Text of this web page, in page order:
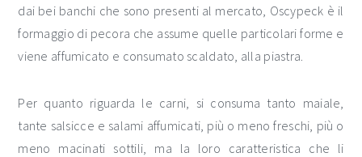
dai bei banchi che sono presenti al mercato, Oscypeck è il
formaggio di pecora che assume quelle particolari forme e
viene affumicato e consumato scaldato, alla piastra.
Per quanto riguarda le carni, si consuma tanto maiale,
tante salsicce e salami affumicati, più o meno freschi, più o
meno macinati sottili, ma la loro caratteristica che li